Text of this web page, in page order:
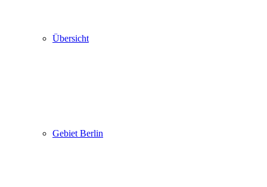
Übersicht
Gebiet Berlin